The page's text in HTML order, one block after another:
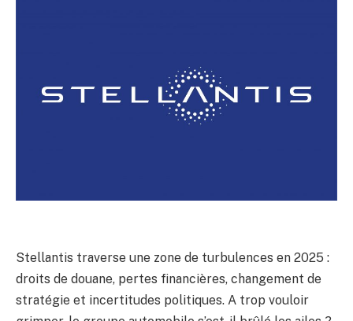
Stellantis traverse une zone de turbulences en 2025 :
droits de douane, pertes financières, changement de
stratégie et incertitudes politiques. A trop vouloir